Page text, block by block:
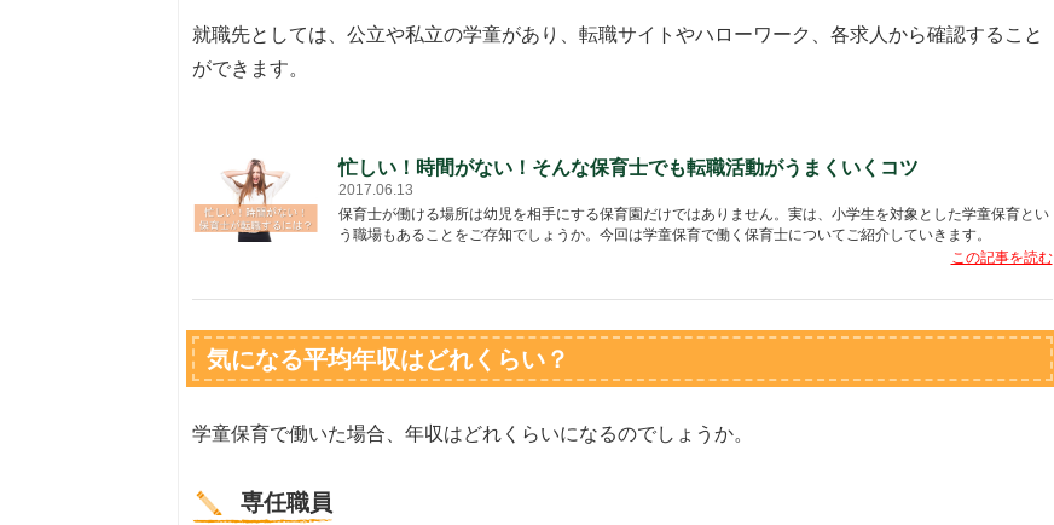
就職先としては、公立や私立の学童があり、転職サイトやハローワーク、各求人から確認すること
ができます。
忙しい！時間がない！そんな保育士でも転職活動がうまくいくコツ
2017.06.13
保育士が働ける場所は幼児を相手にする保育園だけではありません。実は、小学生を対象とした学童保育とい
う職場もあることをご存知でしょうか。今回は学童保育で働く保育士についてご紹介していきます。
この記事を読む
気になる平均年収はどれくらい？
学童保育で働いた場合、年収はどれくらいになるのでしょうか。
専任職員